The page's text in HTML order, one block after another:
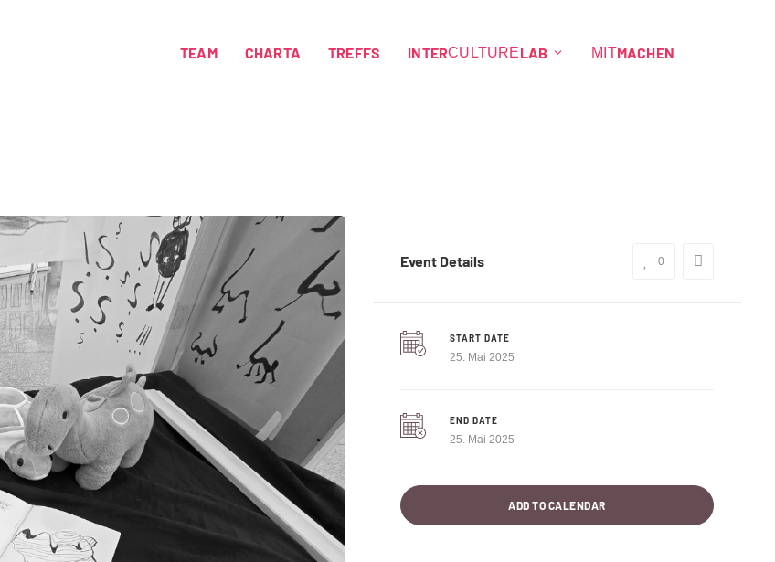
TEAM CHARTA TREFFS INTERCULTURELAB MITMACHEN
Event Details 0
START DATE
25. Mai 2025
END DATE
25. Mai 2025
ADD TO CALENDAR